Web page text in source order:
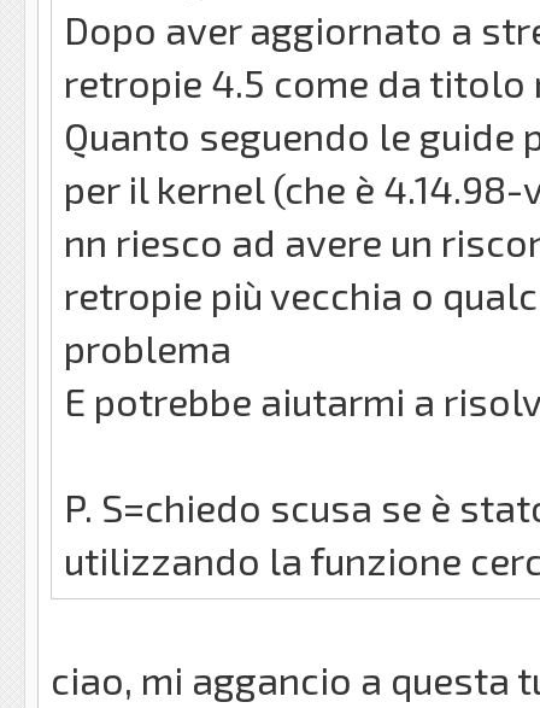
Dopo aver aggiornato a
retropie 4.5 come da titolo
Quanto seguendo le guide
per il kernel (che è
nn riesco ad avere un
retropie più vecchia o
problema
E potrebbe aiutarmi a
P. S=chiedo scusa se è
utilizzando la funzione
ciao, mi aggancio a questa